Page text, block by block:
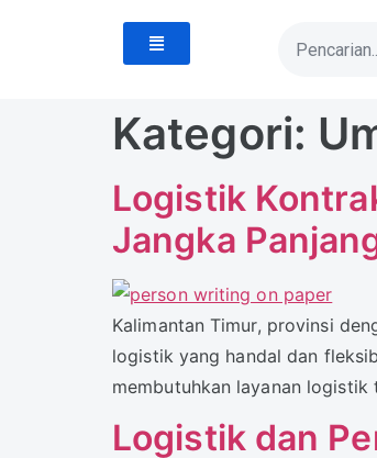
Kategori:
Logistik
Jangka
Kalimantan Timur, provinsi
logistik yang handal dan
membutuhkan layanan
Logistik dan